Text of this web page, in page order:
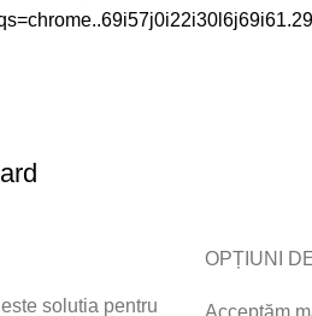
solutia pentru
OPȚIUNI
Acceptăm